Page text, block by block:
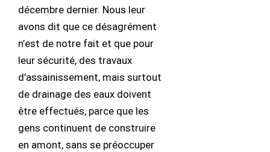
décembre dernier. Nous leur
avons dit que ce désagrément
n’est de notre fait et que pour
leur sécurité, des travaux
d’assainissement, mais surtout
de drainage des eaux doivent
être effectués, parce que les
gens continuent de construire
en amont, sans se préoccuper